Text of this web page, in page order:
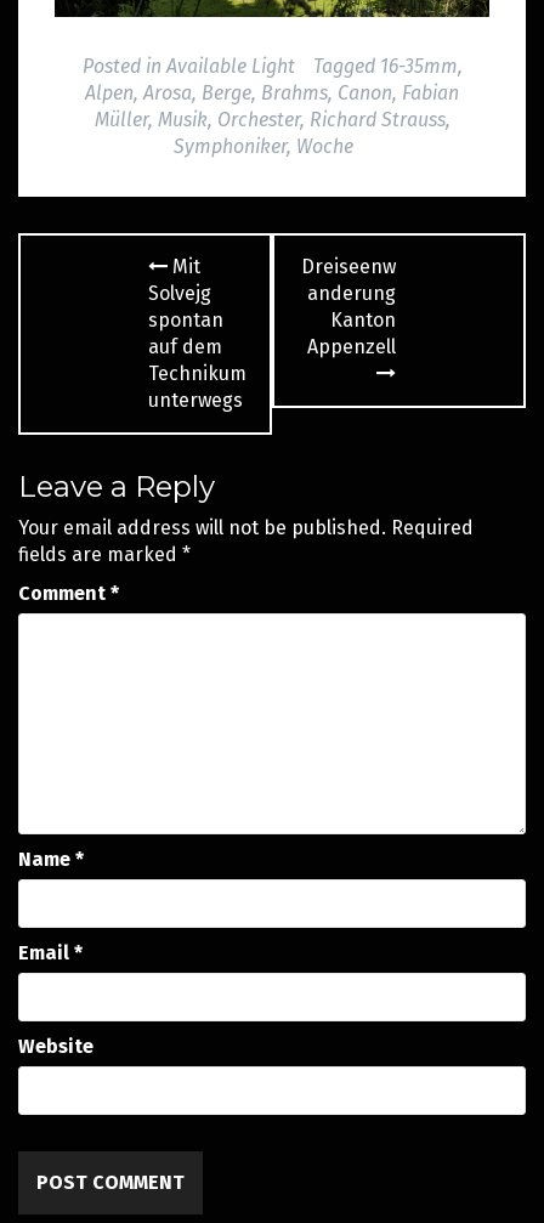
Posted inAvailable Light Tagged 16-35mm,
Alpen,Arosa, Berge, Brahms, Canon, Fabian
Müller, Musik, Orchester, Richard Strauss,
Symphoniker, Woche
navigation
Mit
Solvejg
spontan
auf dem
Technikum
unterwegs
Dreiseenw
anderung
Kanton
Appenzell
Leave a Reply
Your email address will not be published. Required
fields are marked *
Comment *
Name *
Email *
Website